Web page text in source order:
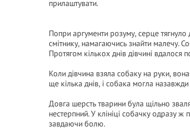
прилаштувати.
Попри аргументи розуму, серце
смітнику, намагаючись знайти малечу.
Протягом кількох днів дівчині
Коли дівчина взяла собаку на руки,
ще кілька днів, і собака могла
Довга шерсть тварини була щільно
нестерпний. У клініці собачку одразу ж
завдаючи болю.